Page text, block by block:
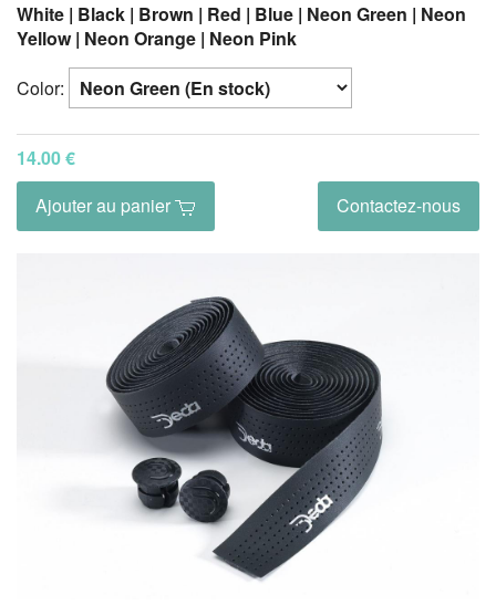
White | Black | Brown | Red | Blue | Neon Green | Neon
Yellow | Neon Orange | Neon Pink
Color:
14.00 €
Ajouter au panier
Contactez-nous